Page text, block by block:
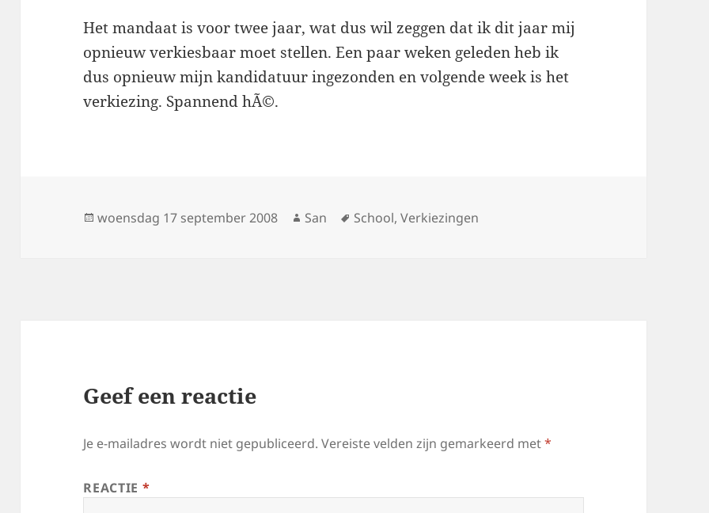
Het mandaat is voor twee jaar, wat dus wil zeggen dat ik dit jaar mij
opnieuw verkiesbaar moet stellen. Een paar weken geleden heb ik
dus opnieuw mijn kandidatuur ingezonden en volgende week is het
verkiezing. Spannend hÃ©.
Geplaatst
woensdag 17 september 2008 Auteur
San Tags
School,Verkiezingen
Geef een reactie
Je e-mailadres wordt niet gepubliceerd. Vereiste velden zijn gemarkeerd met*
REACTIE *